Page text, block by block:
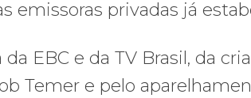
emissoras privadas já
EBC e da TV Brasil, da
Temer e pelo